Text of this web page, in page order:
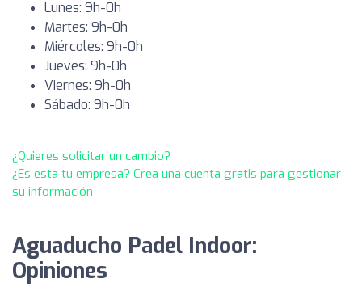
Lunes: 9h-0h
Martes: 9h-0h
Miércoles: 9h-0h
Jueves: 9h-0h
Viernes: 9h-0h
Sábado: 9h-0h
¿Quieres solicitar un cambio?
¿Es esta tu empresa? Crea una cuenta gratis para gestionar
su información
Aguaducho Padel Indoor:
Opiniones